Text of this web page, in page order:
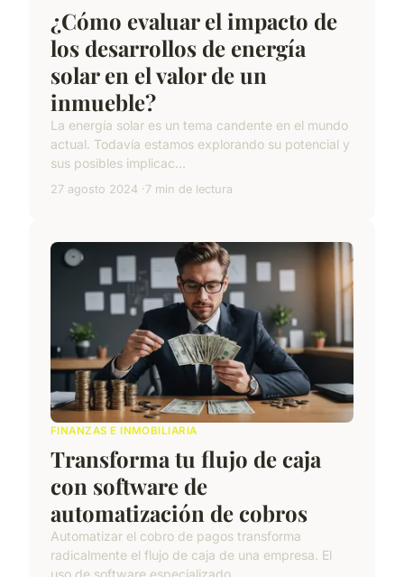
¿Cómo evaluar el impacto de
los desarrollos de energía
solar en el valor de un
inmueble?
La energía solar es un tema candente en el mundo
actual. Todavía estamos explorando su potencial y
sus posibles implicac...
27 agosto 2024 7 min de lectura
FINANZAS E INMOBILIARIA
Transforma tu flujo de caja
con software de
automatización de cobros
Automatizar el cobro de pagos transforma
radicalmente el flujo de caja de una empresa. El